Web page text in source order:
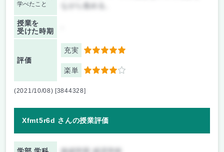
学べたこと
授業を
受けた時期
評価
充実 5
楽単 4
(2021/10/08) [3844328]
Xfmt5r6d さんの授業評価